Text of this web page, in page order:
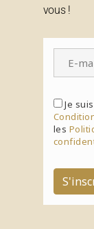
vous !
Je
les